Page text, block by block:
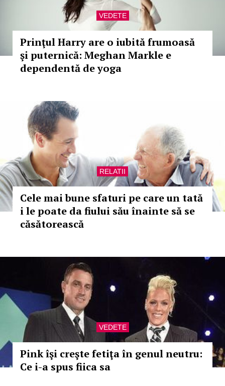
VEDETE
Prinţul Harry are o iubită frumoasă
şi puternică: Meghan Markle e
dependentă de yoga
RELATII
Cele mai bune sfaturi pe care un tată
i le poate da fiului său înainte să se
căsătorească
VEDETE
Pink îşi creşte fetiţa în genul neutru:
Ce i-a spus fiica sa